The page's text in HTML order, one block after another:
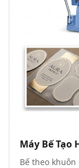
Máy Bế Tạo
Bế theo